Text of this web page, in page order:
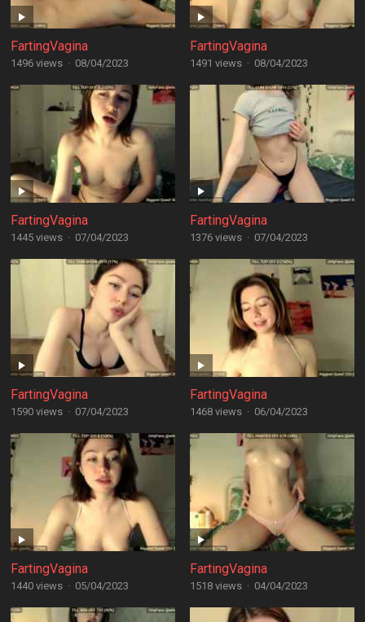
FartingVagina
1496 views · 08/04/2023
FartingVagina
1491 views · 08/04/2023
FartingVagina
1445 views · 07/04/2023
FartingVagina
1376 views · 07/04/2023
FartingVagina
1590 views · 07/04/2023
FartingVagina
1468 views · 06/04/2023
FartingVagina
1440 views · 05/04/2023
FartingVagina
1518 views · 04/04/2023